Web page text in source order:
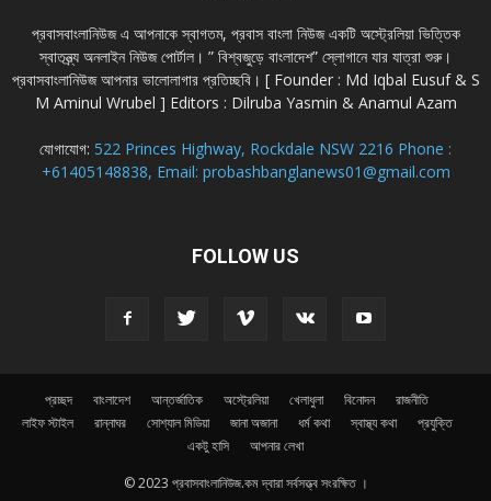
প্রবাসবাংলানিউজ এ আপনাকে স্বাগতম, প্রবাস বাংলা নিউজ একটি অস্ট্রেলিয়া ভিত্তিক
স্বাতন্ত্র্য অনলাইন নিউজ পোর্টাল। ” বিশ্বজুড়ে বাংলাদেশ” স্লোগানে যার যাত্রা শুরু।
প্রবাসবাংলানিউজ আপনার ভালোলাগার প্রতিচ্ছবি। [ Founder : Md Iqbal Eusuf & S
M Aminul Wrubel ] Editors : Dilruba Yasmin & Anamul Azam
যোগাযোগ: 522 Princes Highway, Rockdale NSW 2216 Phone :
+61405148838, Email: probashbanglanews01@gmail.com
FOLLOW US
প্রচ্ছদ বাংলাদেশ আন্তর্জাতিক অস্ট্রেলিয়া খেলাধুলা বিনোদন
রাজনীতি
লাইফ স্টাইল
রান্নাঘর সোশ্যাল মিডিয়া জানা অজানা ধর্ম কথা স্বাস্থ্য কথা
প্রযুক্তি
একটু হাসি
আপনার লেখা
© 2023 প্রবাসবাংলানিউজ.কম দ্বারা সর্বসত্ত্ব সংরক্ষিত ।